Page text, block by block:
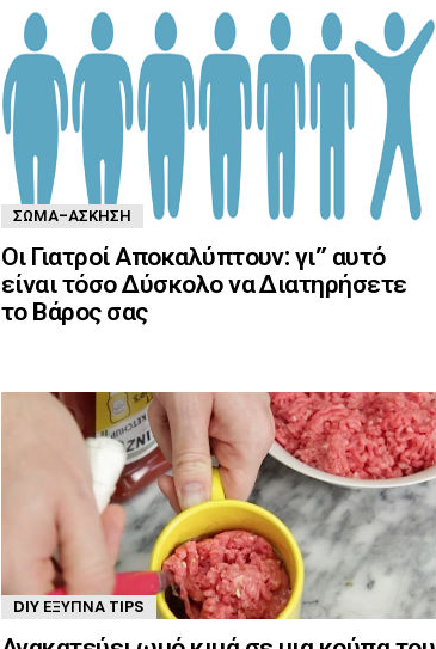
ΣΏΜΑ-ΆΣΚΗΣΗ
Οι Γιατροί Αποκαλύπτουν: γι” αυτό
είναι τόσο Δύσκολο να Διατηρήσετε
το Βάρος σας
DIY ΈΞΥΠΝΑ TIPS